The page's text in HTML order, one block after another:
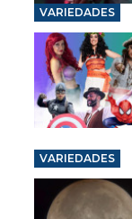
VARIEDADES
VARIEDADES